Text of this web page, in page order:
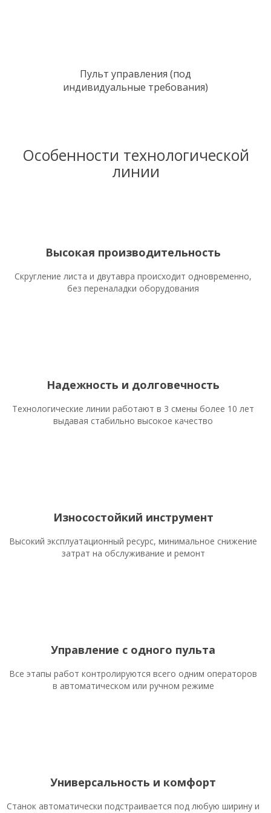
Пульт управления (под
индивидуальные требования)
Особенности технологической
линии
Высокая производительность
Скругление листа и двутавра происходит одновременно,
без переналадки оборудования
Надежность и долговечность
Технологические линии работают в 3 смены более 10 лет
выдавая стабильно высокое качество
Износостойкий инструмент
Высокий эксплуатационный ресурс, минимальное снижение
затрат на обслуживание и ремонт
Управление с одного пульта
Все этапы работ контролируются всего одним операторов
в автоматическом или ручном режиме
Универсальность и комфорт
Станок автоматически подстраивается под любую ширину и